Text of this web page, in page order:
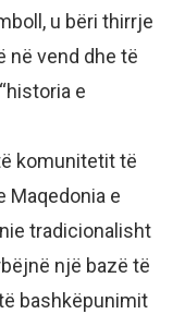
u bëri thirrje
në vend dhe të
e
komunitetit të
Maqedonia e
tradicionalisht
një bazë të
bashkëpunimit